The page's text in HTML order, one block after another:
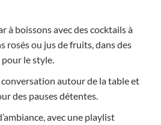
à boissons avec des cocktails à
rosés ou jus de fruits, dans des
le style.
conversation autour de la table et
des pauses détentes.
avec une playlist